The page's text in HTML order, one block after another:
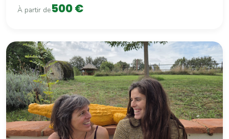
À partir de500 €